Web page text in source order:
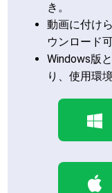
き。
動画に付け
ウンロード可
Windows版
り、使用環